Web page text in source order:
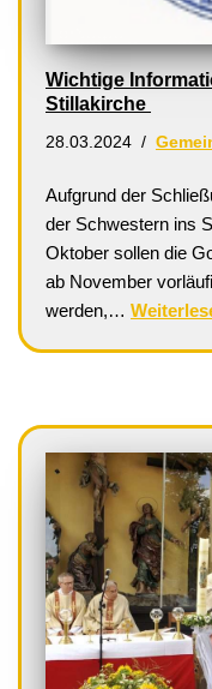
Wichtige
Stillakirche
28.03.2024
Aufgrund der
der Schwestern ins
Oktober sollen die
ab November
werden,…